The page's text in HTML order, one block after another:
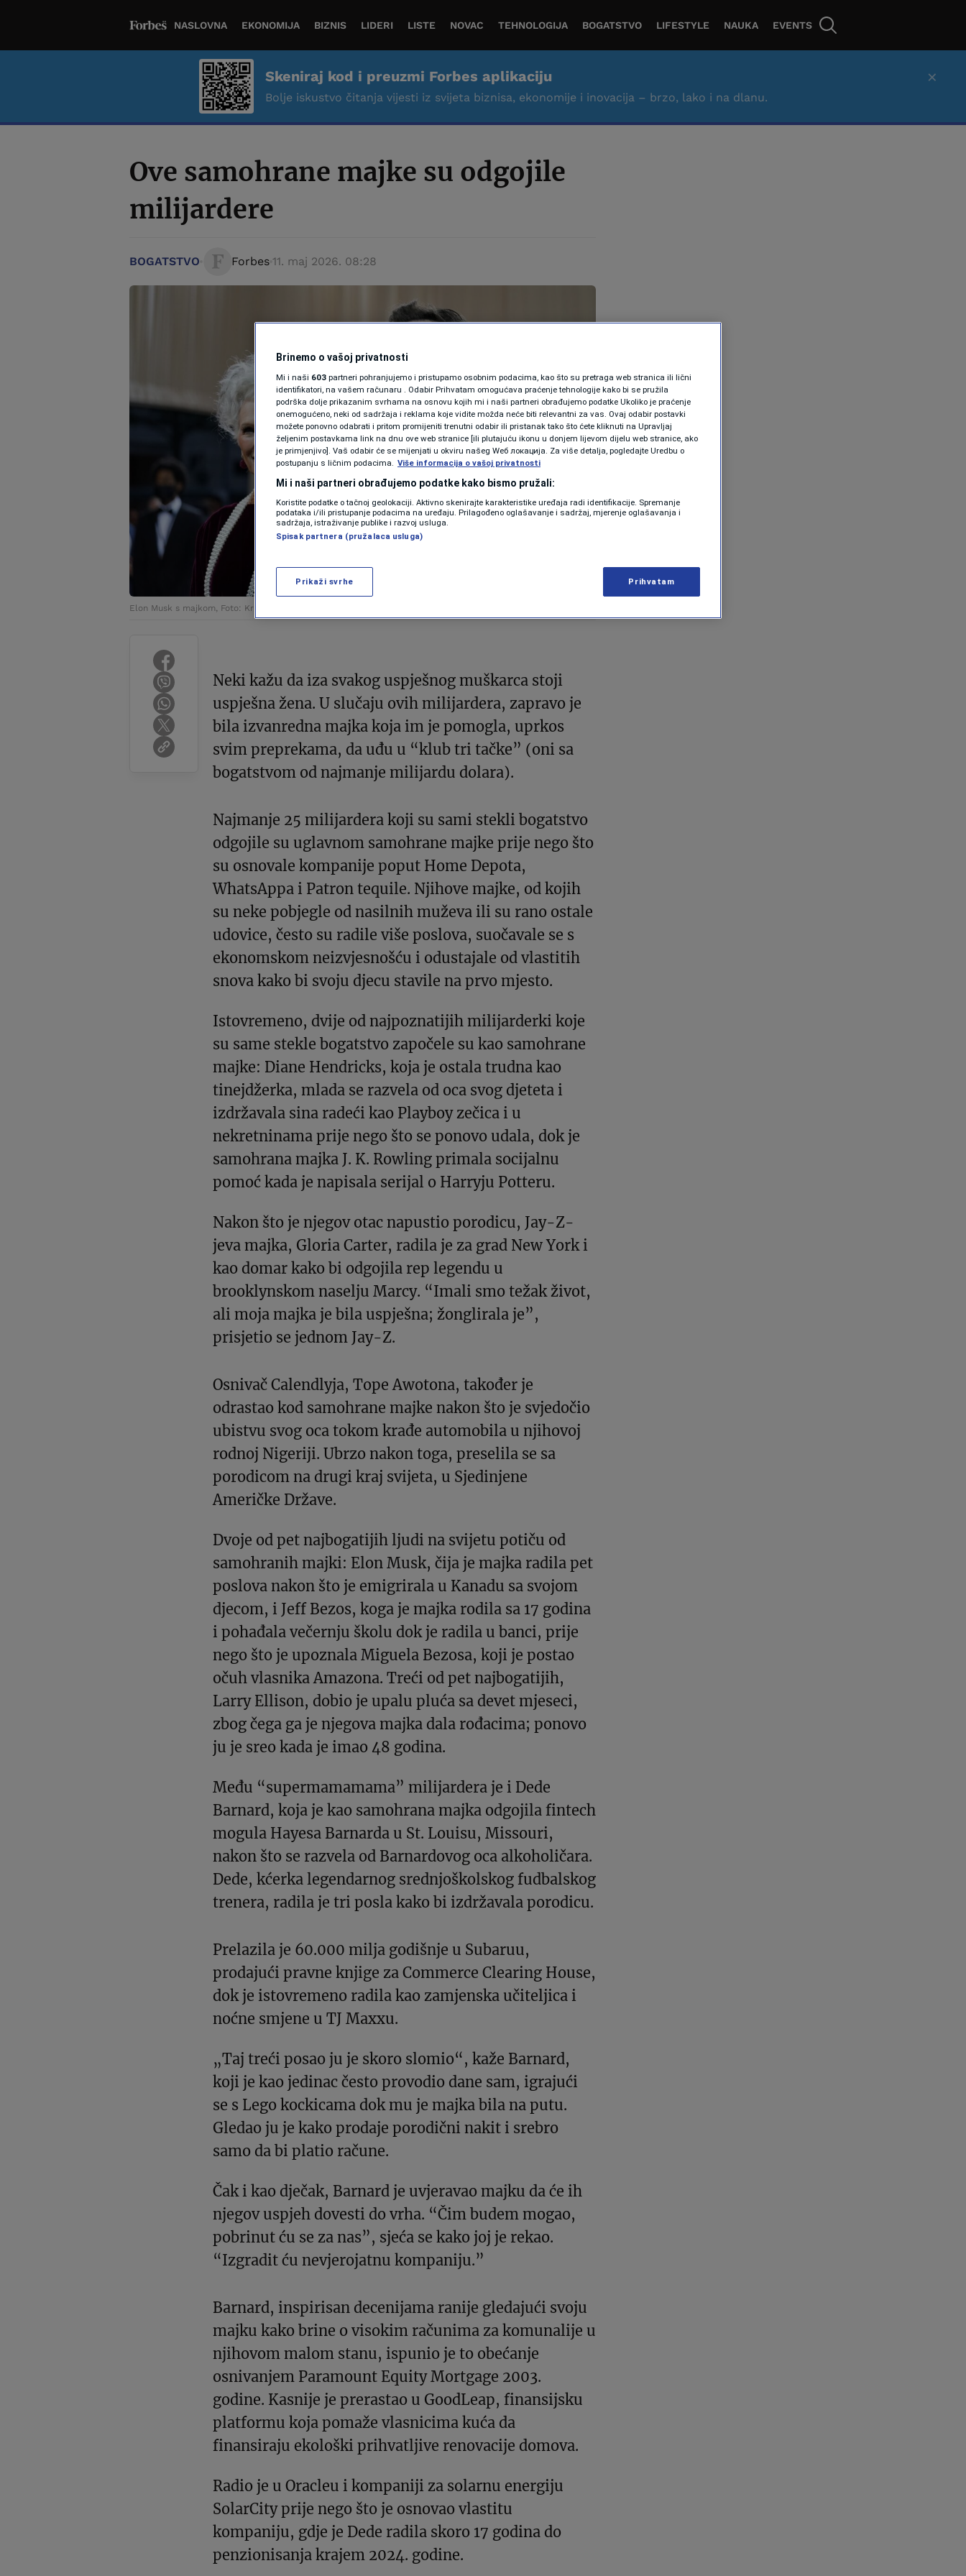
NASLOVNA EKONOMIJA BIZNIS LIDERI LISTE NOVAC TEHNOLOGIJA BOGATSTVO LIFESTYLE NAUKA EVENTS
Skeniraj kod i preuzmi Forbes aplikaciju
Bolje iskustvo čitanja vijesti iz svijeta biznisa, ekonomije i inovacija – brzo, lako i na dlanu.
×
Ove samohrane majke su odgojile
milijardere
BOGATSTVO Forbes 11. maj 2026. 08:28
Elon Musk s majkom, Foto: Kristin Callahan / Shutterstock Editorial / Profimedia
Neki kažu da iza svakog uspješnog muškarca stoji
uspješna žena. U slučaju ovih milijardera, zapravo je
bila izvanredna majka koja im je pomogla, uprkos
svim preprekama, da uđu u “klub tri tačke” (oni sa
bogatstvom od najmanje milijardu dolara).
Najmanje 25 milijardera koji su sami stekli bogatstvo
odgojile su uglavnom samohrane majke prije nego što
su osnovale kompanije poput Home Depota,
WhatsAppa i Patron tequile. Njihove majke, od kojih
su neke pobjegle od nasilnih muževa ili su rano ostale
udovice, često su radile više poslova, suočavale se s
ekonomskom neizvjesnošću i odustajale od vlastitih
snova kako bi svoju djecu stavile na prvo mjesto.
Istovremeno, dvije od najpoznatijih milijarderki koje
su same stekle bogatstvo započele su kao samohrane
majke: Diane Hendricks, koja je ostala trudna kao
tinejdžerka, mlada se razvela od oca svog djeteta i
izdržavala sina radeći kao Playboy zečica i u
nekretninama prije nego što se ponovo udala, dok je
samohrana majka J. K. Rowling primala socijalnu
pomoć kada je napisala serijal o Harryju Potteru.
Nakon što je njegov otac napustio porodicu, Jay-Z-
jeva majka, Gloria Carter, radila je za grad New York i
kao domar kako bi odgojila rep legendu u
brooklynskom naselju Marcy. “Imali smo težak život,
ali moja majka je bila uspješna; žonglirala je”,
prisjetio se jednom Jay-Z.
Osnivač Calendlyja, Tope Awotona, također je
odrastao kod samohrane majke nakon što je svjedočio
ubistvu svog oca tokom krađe automobila u njihovoj
rodnoj Nigeriji. Ubrzo nakon toga, preselila se sa
porodicom na drugi kraj svijeta, u Sjedinjene
Američke Države.
Dvoje od pet najbogatijih ljudi na svijetu potiču od
samohranih majki: Elon Musk, čija je majka radila pet
poslova nakon što je emigrirala u Kanadu sa svojom
djecom, i Jeff Bezos, koga je majka rodila sa 17 godina
i pohađala večernju školu dok je radila u banci, prije
nego što je upoznala Miguela Bezosa, koji je postao
očuh vlasnika Amazona. Treći od pet najbogatijih,
Larry Ellison, dobio je upalu pluća sa devet mjeseci,
zbog čega ga je njegova majka dala rođacima; ponovo
ju je sreo kada je imao 48 godina.
Među “supermamamama” milijardera je i Dede
Barnard, koja je kao samohrana majka odgojila fintech
mogula Hayesa Barnarda u St. Louisu, Missouri,
nakon što se razvela od Barnardovog oca alkoholičara.
Dede, kćerka legendarnog srednjoškolskog fudbalskog
trenera, radila je tri posla kako bi izdržavala porodicu.
Prelazila je 60.000 milja godišnje u Subaruu,
prodajući pravne knjige za Commerce Clearing House,
dok je istovremeno radila kao zamjenska učiteljica i
noćne smjene u TJ Maxxu.
„Taj treći posao ju je skoro slomio“, kaže Barnard,
koji je kao jedinac često provodio dane sam, igrajući
se s Lego kockicama dok mu je majka bila na putu.
Gledao ju je kako prodaje porodični nakit i srebro
samo da bi platio račune.
Čak i kao dječak, Barnard je uvjeravao majku da će ih
njegov uspjeh dovesti do vrha. “Čim budem mogao,
pobrinut ću se za nas”, sjeća se kako joj je rekao.
“Izgradit ću nevjerojatnu kompaniju.”
Barnard, inspirisan decenijama ranije gledajući svoju
majku kako brine o visokim računima za komunalije u
njihovom malom stanu, ispunio je to obećanje
osnivanjem Paramount Equity Mortgage 2003.
godine. Kasnije je prerastao u GoodLeap, finansijsku
platformu koja pomaže vlasnicima kuća da
finansiraju ekološki prihvatljive renovacije domova.
Radio je u Oracleu i kompaniji za solarnu energiju
SolarCity prije nego što je osnovao vlastitu
kompaniju, gdje je Dede radila skoro 17 godina do
penzionisanja krajem 2024. godine.
Brinemo o vašoj privatnosti
Mi i naši 603 partneri pohranjujemo i pristupamo osobnim podacima, kao što su pretraga web stranica ili lični
identifikatori, na vašem računaru . Odabir Prihvatam omogućava praćenje tehnologije kako bi se pružila
podrška dolje prikazanim svrhama na osnovu kojih mi i naši partneri obrađujemo podatke Ukoliko je praćenje
onemogućeno, neki od sadržaja i reklama koje vidite možda neće biti relevantni za vas. Ovaj odabir postavki
možete ponovno odabrati i pritom promijeniti trenutni odabir ili pristanak tako što ćete kliknuti na Upravljaj
željenim postavkama link na dnu ove web stranice [ili plutajuću ikonu u donjem lijevom dijelu web stranice, ako
je primjenjivo]. Vaš odabir će se mijenjati u okviru našeg Wеб локација. Za više detalja, pogledajte Uredbu o
postupanju s ličnim podacima. Više informacija o vašoj privatnosti
Mi i naši partneri obrađujemo podatke kako bismo pružali:
Koristite podatke o tačnoj geolokaciji. Aktivno skenirajte karakteristike uređaja radi identifikacije. Spremanje
podataka i/ili pristupanje podacima na uređaju. Prilagođeno oglašavanje i sadržaj, mjerenje oglašavanja i
sadržaja, istraživanje publike i razvoj usluga.
Spisak partnera (pružalaca usluga)
Prikaži svrhe Prihvatam